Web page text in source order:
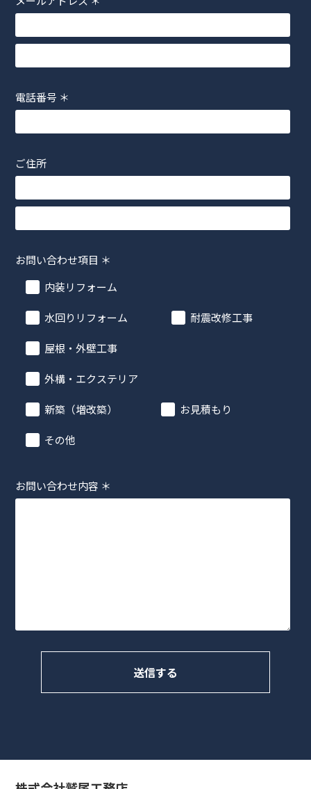
電話番号 ＊
ご住所
お問い合わせ項目 ＊
内装リフォーム
水回りリフォーム 耐震改修工事
屋根・外壁工事
外構・エクステリア
新築（増改築） お見積もり
その他
お問い合わせ内容 ＊